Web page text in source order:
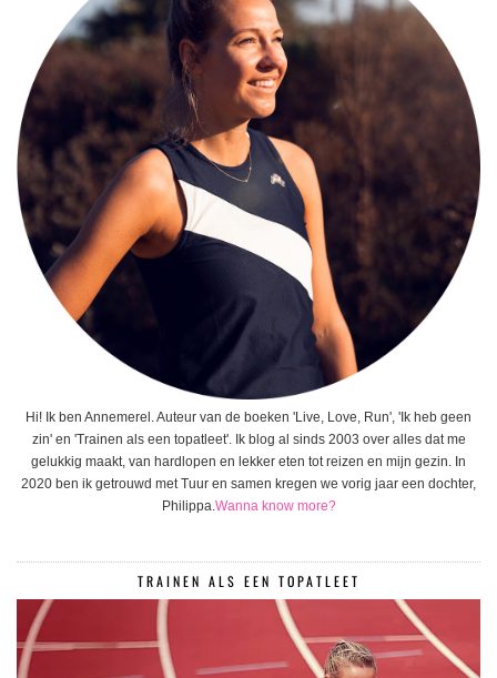
Hi! Ik ben Annemerel. Auteur van de boeken 'Live, Love, Run', 'Ik heb geen
zin' en 'Trainen als een topatleet'. Ik blog al sinds 2003 over alles dat me
gelukkig maakt, van hardlopen en lekker eten tot reizen en mijn gezin. In
2020 ben ik getrouwd met Tuur en samen kregen we vorig jaar een dochter,
Philippa.Wanna know more?
TRAINEN ALS EEN TOPATLEET